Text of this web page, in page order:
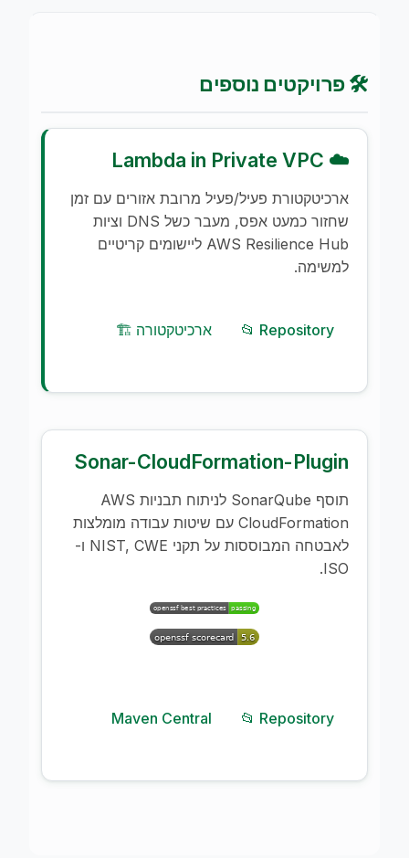
🛠️ פרויקטים נוספים
☁️ Lambda in Private VPC
ארכיטקטורת פעיל/פעיל מרובת אזורים עם זמן
שחזור כמעט אפס, מעבר כשל DNS וציות
AWS Resilience Hub ליישומים קריטיים
למשימה.
📂 Repository 🏗️ ארכיטקטורה
Sonar-CloudFormation-Plugin
תוסף SonarQube לניתוח תבניות AWS
CloudFormation עם שיטות עבודה מומלצות
לאבטחה המבוססות על תקני NIST, CWE ו-
ISO.
📂 Repository
Maven Central